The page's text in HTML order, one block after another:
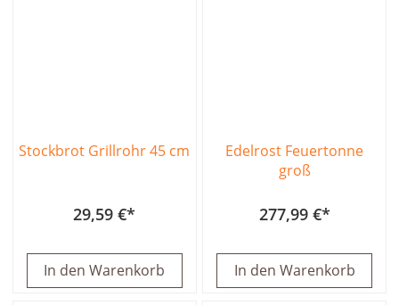
Stockbrot Grillrohr 45 cm
29,59 €
In den Warenkorb
Edelrost Feuertonne
groß
277,99 €
In den Warenkorb